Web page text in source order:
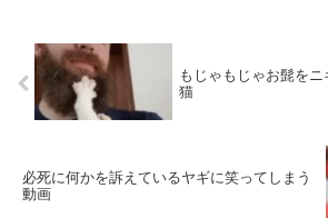
もじゃもじゃお髭を
猫
必死に何かを訴えているヤギに笑ってしまう
動画